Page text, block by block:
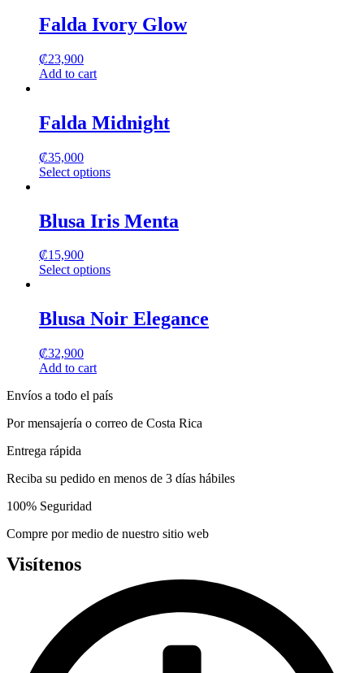
Falda Ivory Glow
₡23,900
Add to cart
Falda Midnight
₡35,000
Select options
has
multiple
The
options
chosen
on
the
product
page
Blusa Iris Menta
₡15,900
Select options
has
multiple
The
options
be
chosen
on
the
product
page
Blusa Noir Elegance
₡32,900
Add to cart
Envíos a todo el país
Por mensajería o correo de Costa Rica
Entrega rápida
Reciba su pedido en menos de 3 días hábiles
100% Seguridad
Compre por medio de nuestro sitio web
Visítenos